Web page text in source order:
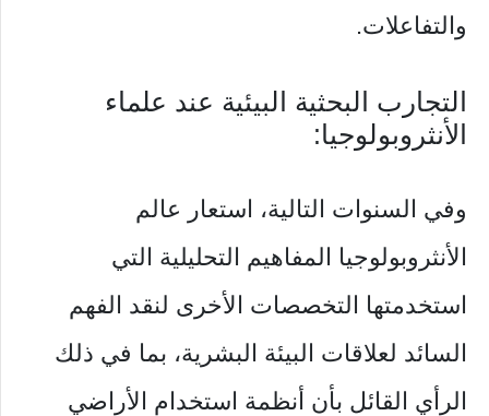
والتفاعلات.
التجارب البحثية البيئية عند علماء
الأنثروبولوجيا:
وفي السنوات التالية، استعار عالم
الأنثروبولوجيا المفاهيم التحليلية التي
استخدمتها التخصصات الأخرى لنقد الفهم
السائد لعلاقات البيئة البشرية، بما في ذلك
الرأي القائل بأن أنظمة استخدام الأراضي